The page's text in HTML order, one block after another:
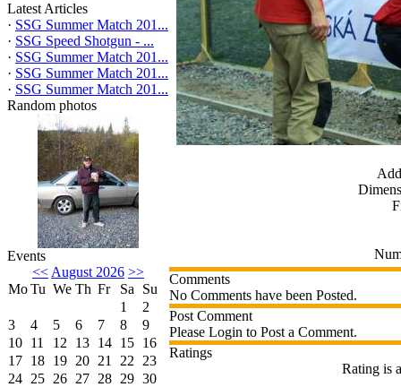
Latest Articles
· SSG Summer Match 201...
· SSG Speed Shotgun - ...
· SSG Summer Match 201...
· SSG Summer Match 201...
· SSG Summer Match 201...
Random photos
Events
<< August 2026 >>
MoTu We Th Fr Sa
Su
1
2
3
4 5 6 7 8
9
10 11 12 13 14 15 16
17 18 19 20 21 22
23
24 25 26 27 28 29 30
Comments
No Comments have been Posted.
Post Comment
Please Login to Post a Comment.
Ratings
Rating is